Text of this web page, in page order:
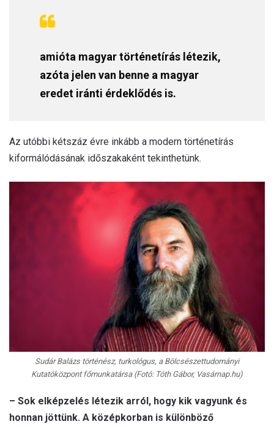
amióta magyar történetírás létezik,
azóta jelen van benne a magyar
eredet iránti érdeklődés is.
Az utóbbi kétszáz évre inkább a modern történetírás
kiformálódásának időszakaként tekinthetünk.
Sudár Balázs történész, turkológus, a Bölcsészettudományi
Kutatóközpont főmunkatársa (Fotó: Tóth Gábor, Vasárnap.hu)
– Sok elképzelés létezik arról, hogy kik vagyunk és
honnan jöttünk. A középkorban is különböző